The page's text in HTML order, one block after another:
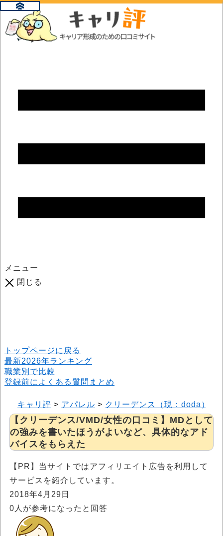
メニュー
閉じる
トップページに戻る
最新2026年ランキング
職業別で比較
登録前によくある質問まとめ
キャリ評 > アパレル > クリーデンス（現：doda）
【クリーデンス/VMD/女性の口コミ】MDとして
の強みを書いたほうがよいなど、具体的なアド
バイスをもらえた
【PR】当サイトではアフィリエイト広告を利用して
サービスを紹介しています。
2018年4月29日
0 人が参考になったと回答